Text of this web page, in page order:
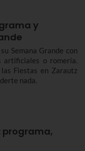
y
Semana Grande con
artificiales o romería.
Fiestas en Zarautz
nada.
programa,